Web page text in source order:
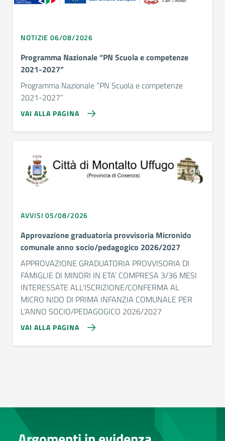
NOTIZIE 06/08/2026
Programma Nazionale “PN Scuola e competenze
2021-2027”
Programma Nazionale “PN Scuola e competenze
2021-2027”
VAI ALLA PAGINA
AVVISI 05/08/2026
Approvazione graduatoria provvisoria Micronido
comunale anno socio/pedagogico 2026/2027
APPROVAZIONE GRADUATORIA PROVVISORIA DI
FAMIGLIE DI MINORI IN ETA’ COMPRESA 3/36 MESI
INTERESSATE ALL’ISCRIZIONE/CONFERMA AL
MICRO NIDO DI PRIMA INFANZIA COMUNALE PER
L’ANNO SOCIO/PEDAGOGICO 2026/2027
VAI ALLA PAGINA